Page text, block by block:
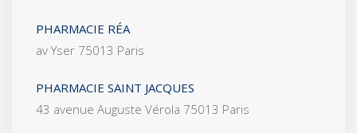
PHARMACIE RÉA
av Yser 75013 Paris
PHARMACIE SAINT JACQUES
43 avenue Auguste Vérola 75013 Paris